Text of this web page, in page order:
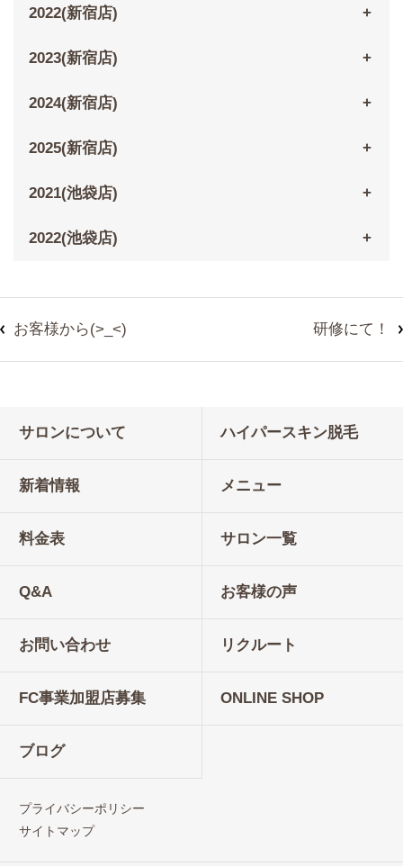
2022(新宿店)
2023(新宿店)
2024(新宿店)
2025(新宿店)
2021(池袋店)
2022(池袋店)
お客様から(>_<) 研修にて！
サロンについて ハイパースキン脱毛
新着情報 メニュー
料金表 サロン一覧
Q&A お客様の声
お問い合わせ リクルート
FC事業加盟店募集 ONLINE SHOP
ブログ
プライバシーポリシー
サイトマップ